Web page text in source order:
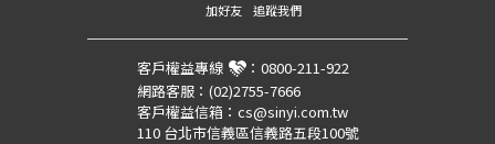
加好友 追蹤我們
客戶權益專線 ： 0800-211-922
網路客服： (02)2755-7666
客戶權益信箱： cs@sinyi.com.tw
110 台北市信義區信義路五段100號